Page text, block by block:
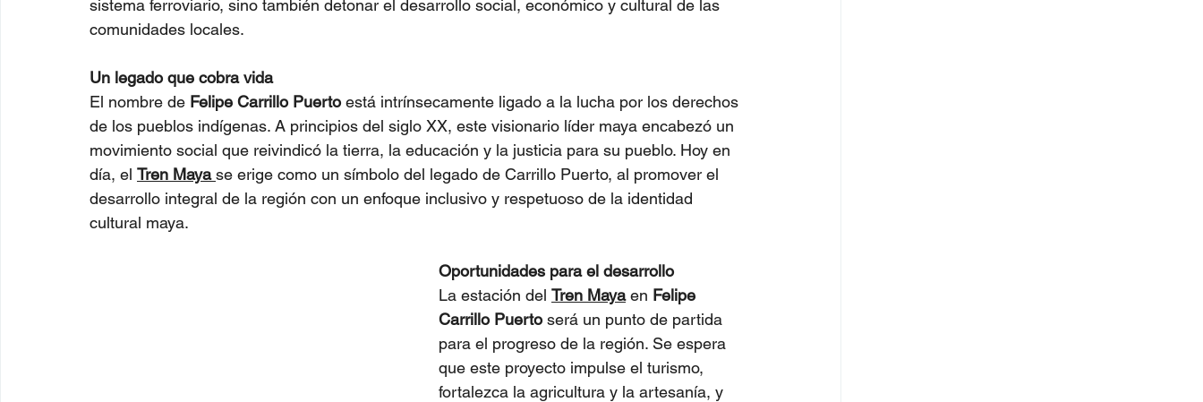
sistema ferroviario, sino también detonar el desarrollo social, económico y cultural de las
comunidades locales.
Un legado que cobra vida
El nombre de Felipe Carrillo Puerto está intrínsecamente ligado a la lucha por los derechos
de los pueblos indígenas. A principios del siglo XX, este visionario líder maya encabezó un
movimiento social que reivindicó la tierra, la educación y la justicia para su pueblo. Hoy en
día, el Tren Maya se erige como un símbolo del legado de Carrillo Puerto, al promover el
desarrollo integral de la región con un enfoque inclusivo y respetuoso de la identidad
cultural maya.
Oportunidades para el desarrollo
La estación del Tren Maya en Felipe
Carrillo Puerto será un punto de partida
para el progreso de la región. Se espera
que este proyecto impulse el turismo,
fortalezca la agricultura y la artesanía, y